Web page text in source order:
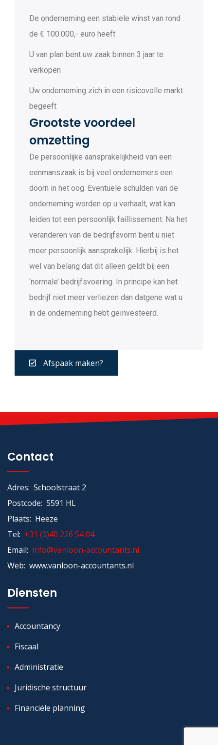
De onderneming een stabiele winst van rond
de € 100.000,- euro heeft
U van plan bent uw zaak binnen 3 jaar te
verkopen
Uw onderneming zich in een risicovolle markt
begeeft
Grootste voordeel
omzetting
De persoonlijke aansprakelijkheid van een
eenmanszaak is bij veel ondernemers een
doorn in het oog. Eventuele schulden van de
onderneming worden op u verhaalt, wat kan
leiden tot een persoonlijk faillissement. Na het
veranderen van de bedrijfsvorm bent u niet
meer persoonlijk aansprakelijk. Hierbij is het
wel van belang dat dit alleen geldt bij een
‘normale’ bedrijfsvoering. In principe kan het
bedrijf niet meer verliezen dan datgene wat u
in de onderneming hebt geïnvesteerd.
Afspaak maken?
Contact
Adres: Schoolstraat 2
Postcode: 5591 HL
Plaats: Heeze
Tel: +31 (0)40 226 54 04
Email: info@vanloon-accountants.nl
Web: www.vanloon-accountants.nl
Diensten
Accountancy
Fiscaal
Administratie
Juridische structuur
Financiële planning